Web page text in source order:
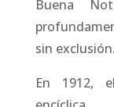
Buena
sin exclusión.
En 1912,